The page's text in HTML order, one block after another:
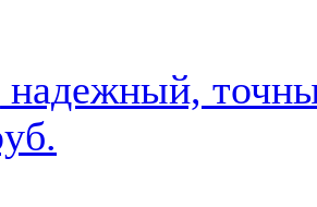
надежный,